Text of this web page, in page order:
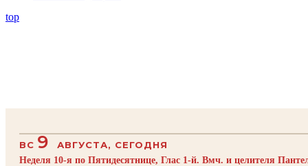
top
ВС 9
АВГУСТА, СЕГОДНЯ
Неделя 10-я по Пятидесятнице, Глас 1-й. Вмч. и целителя